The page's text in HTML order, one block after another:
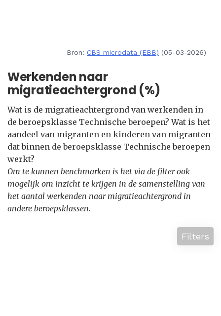
Bron: CBS microdata (EBB) (05-03-2026)
Werkenden naar
migratieachtergrond (%)
Wat is de migratieachtergrond van werkenden in
de beroepsklasse Technische beroepen? Wat is het
aandeel van migranten en kinderen van migranten
dat binnen de beroepsklasse Technische beroepen
werkt?
Om te kunnen benchmarken is het via de filter ook
mogelijk om inzicht te krijgen in de samenstelling van
het aantal werkenden naar migratieachtergrond in
andere beroepsklassen.
Filters